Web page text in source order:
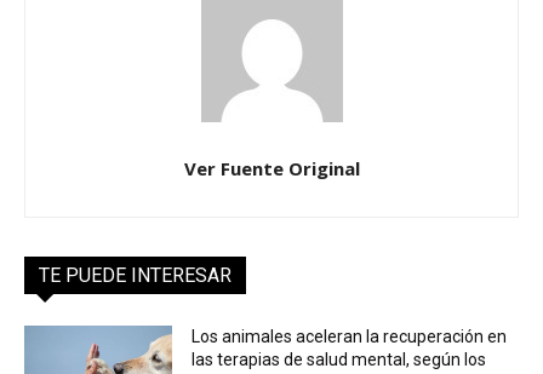
Ver Fuente Original
TE PUEDE INTERESAR
Los animales aceleran la recuperación en
las terapias de salud mental, según los